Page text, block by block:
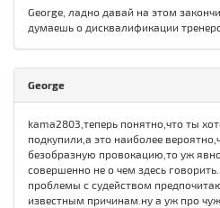
George, ладно давай на этом
думаешь о дисквалификации
George
kama2803,теперь понятно,что ты
подкупили,а это наиболее
безобразную провокацию,то уж
совершенно не о чем здесь
проблемы с судейством
известным причинам.ну а уж про